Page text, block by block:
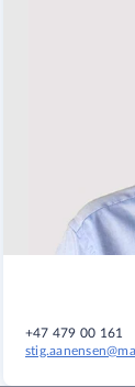
+47 479 00 161